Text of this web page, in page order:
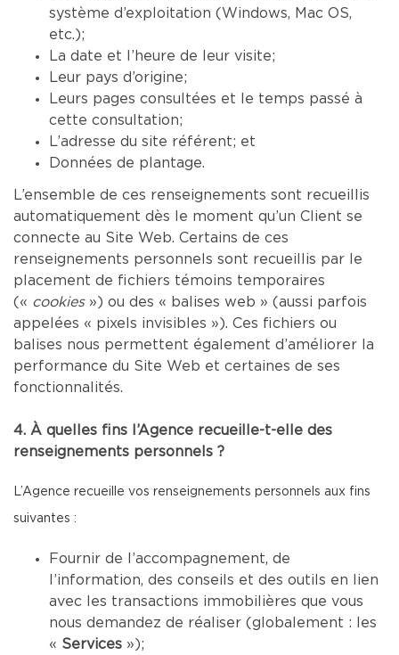
système d’exploitation (Windows, Mac OS,
etc.);
La date et l’heure de leur visite;
Leur pays d’origine;
Leurs pages consultées et le temps passé à
cette consultation;
L’adresse du site référent; et
Données de plantage.
L’ensemble de ces renseignements sont recueillis
automatiquement dès le moment qu’un Client se
connecte au Site Web. Certains de ces
renseignements personnels sont recueillis par le
placement de fichiers témoins temporaires
(« cookies») ou des « balises web » (aussi parfois
appelées « pixels invisibles »). Ces fichiers ou
balises nous permettent également d’améliorer la
performance du Site Web et certaines de ses
fonctionnalités.
4. À quelles fins l’Agence recueille-t-elle des
renseignements personnels ?
L’Agence recueille vos renseignements personnels aux fins
suivantes :
Fournir de l’accompagnement, de
l’information, des conseils et des outils en lien
avec les transactions immobilières que vous
nous demandez de réaliser (globalement : les
« Services »);